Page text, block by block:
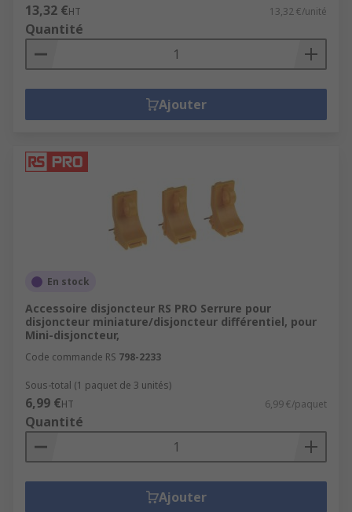
13,32 €HT 13,32 €/unité
Quantité
Ajouter
En stock
Accessoire disjoncteur RS PRO Serrure pour
disjoncteur miniature/disjoncteur différentiel, pour
Mini-disjoncteur,
Code commande RS 798-2233
Sous-total (1 paquet de 3 unités)
6,99 €HT 6,99 €/paquet
Quantité
Ajouter